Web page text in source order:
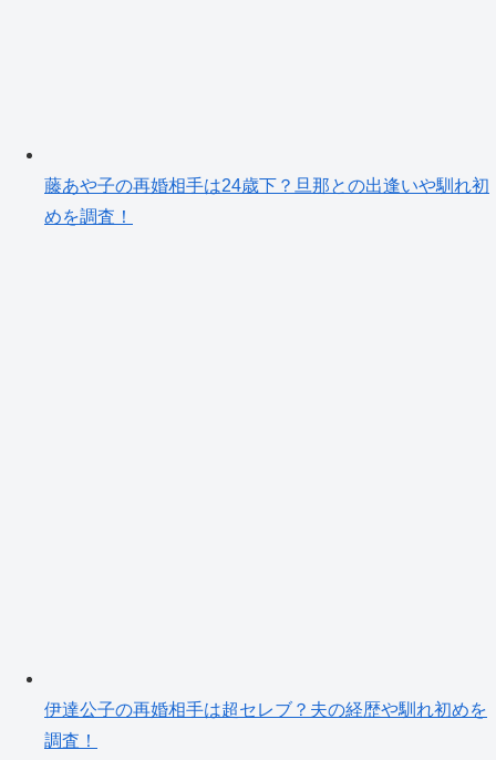
藤あや子の再婚相手は24歳下？旦那との出逢いや馴れ初
めを調査！
伊達公子の再婚相手は超セレブ？夫の経歴や馴れ初めを
調査！